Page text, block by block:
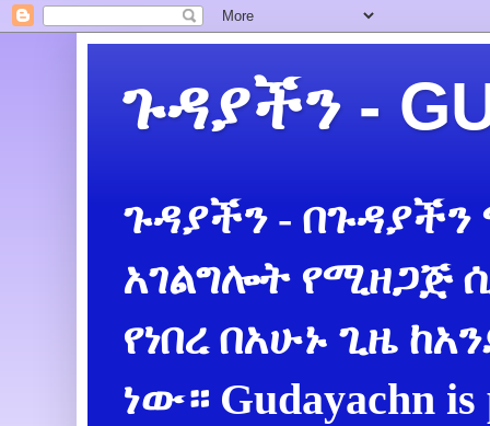
ጉዳያችን -
ጉዳያችን -
አገልግሎት የሚዘጋጅ
የነበረ በአሁኑ ጊዜ
ነው። Gudayachn is